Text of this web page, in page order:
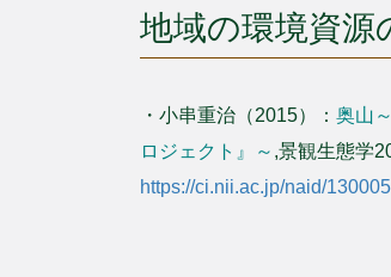
地域の環境資源
・小串重治（2015）： 奥山
ロジェクト』～ ,景観生態学
https://ci.nii.ac.jp/naid/